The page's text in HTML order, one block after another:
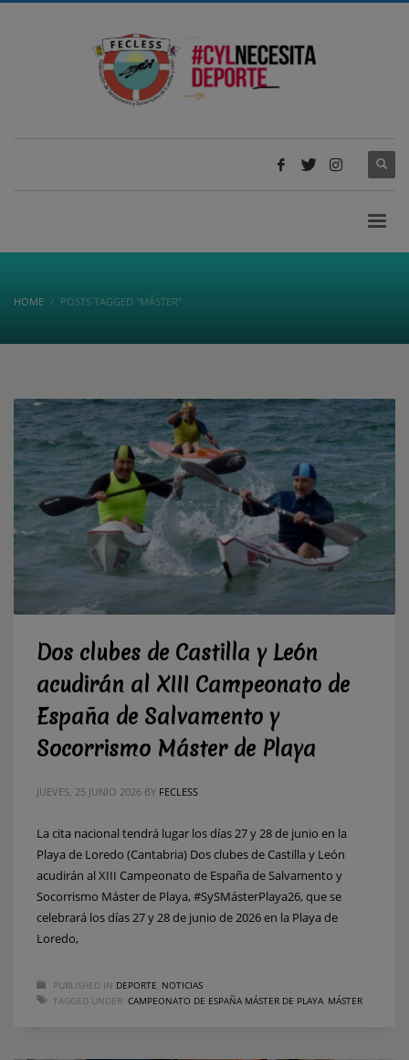
HOME POSTS TAGGED "MÁSTER"
Dos clubes de Castilla y León
acudirán al XIII Campeonato de
España de Salvamento y
Socorrismo Máster de Playa
JUEVES, 25 JUNIO 2026 BY FECLESS
La cita nacional tendrá lugar los días 27 y 28 de junio en la
Playa de Loredo (Cantabria) Dos clubes de Castilla y León
acudirán al XIII Campeonato de España de Salvamento y
Socorrismo Máster de Playa, #SySMásterPlaya26, que se
celebrará los días 27 y 28 de junio de 2026 en la Playa de
Loredo,
PUBLISHED IN DEPORTE NOTICIAS
TAGGED UNDER: CAMPEONATO DE ESPAÑA MÁSTER DE PLAYA MÁSTER